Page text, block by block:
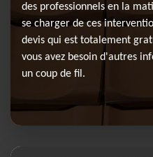
des professionnels en la
se charger de ces
devis qui est totalement
vous avez besoin d'autres
un coup de fil.